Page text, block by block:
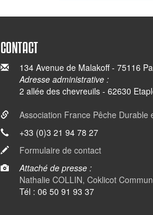
CONTACT
134 Avenue de Malakoff - 75116
Adresse administrative :
2 allée des chevreuils - 62630
Association France Pêche Durable
+33 (0)3 21 94 78 27
Formulaire de contact
Attaché de presse :
Nathalie COLLIN, Coklicot
Tél : 06 50 91 93 37